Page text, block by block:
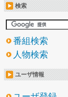
検索
番組検索
人物検索
ユーザ情報